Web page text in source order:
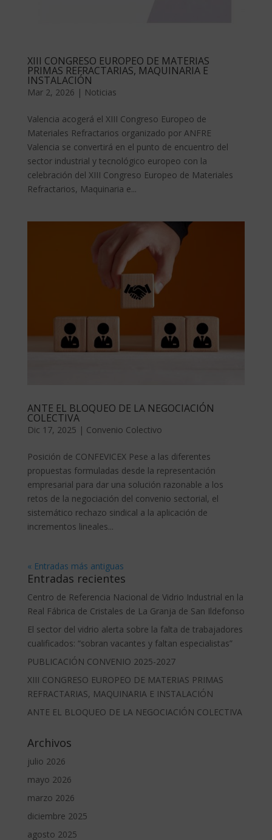
XIII CONGRESO EUROPEO DE MATERIAS
PRIMAS REFRACTARIAS, MAQUINARIA E
INSTALACIÓN
Mar 2, 2026 | Noticias
Valencia acogerá el XIII Congreso Europeo de
Materiales Refractarios organizado por ANFRE
Valencia se convertirá en el punto de encuentro del
sector industrial y tecnológico europeo con la
celebración del XIII Congreso Europeo de Materiales
Refractarios, Maquinaria e...
ANTE EL BLOQUEO DE LA NEGOCIACIÓN
COLECTIVA
Dic 17, 2025 | Convenio Colectivo
Posición de CONFEVICEX Pese a las diferentes
propuestas formuladas desde la representación
empresarial para dar una solución razonable a los
retos de la negociación del convenio sectorial, el
sistemático rechazo sindical a la aplicación de
incrementos lineales...
« Entradas más antiguas
Entradas recientes
Centro de Referencia Nacional de Vidrio Industrial en la
Real Fábrica de Cristales de La Granja de San Ildefonso
El sector del vidrio alerta sobre la falta de trabajadores
cualificados: “sobran vacantes y faltan especialistas”
PUBLICACIÓN CONVENIO 2025-2027
XIII CONGRESO EUROPEO DE MATERIAS PRIMAS
REFRACTARIAS, MAQUINARIA E INSTALACIÓN
ANTE EL BLOQUEO DE LA NEGOCIACIÓN COLECTIVA
Archivos
julio 2026
mayo 2026
marzo 2026
diciembre 2025
agosto 2025